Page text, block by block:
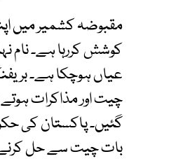
مقبوضہ کشمیر میں
کوشش کررہا ہے۔ نام
عیاں ہوچکا ہے۔
چیت اور مذاکرات
گئیں۔ پاکستان کی
بات چیت سے حل